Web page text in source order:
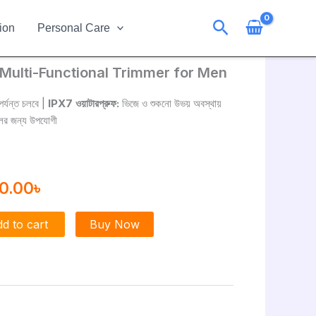
Personal Care Search
Functional Trimmer for Men
চলবে | IPX7 ওয়াটারপ্রুফ: ভিজে ও শুকনো উভয় অবস্থায়
জন্য উপযোগী
.
৳
Current
price
is:
to cart Buy Now